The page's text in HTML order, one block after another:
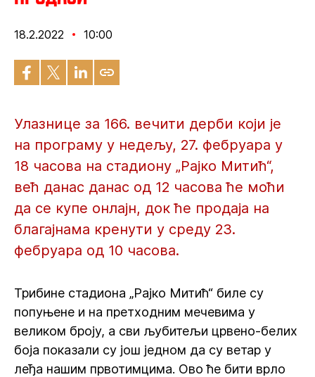
18.2.2022 10:00
Улазнице за 166. вечити дерби који је
на програму у недељу, 27. фебруара у
18 часова на стадиону „Рајко Митић“,
већ данас данас од 12 часова ће моћи
да се купе онлајн, док ће продаја на
благајнама кренути у среду 23.
фебруара од 10 часова.
Трибине стадиона „Рајко Митић“ биле су
попуњене и на претходним мечевима у
великом броју, а сви љубитељи црвено-белих
боја показали су још једном да су ветар у
леђа нашим првотимцима. Ово ће бити врло